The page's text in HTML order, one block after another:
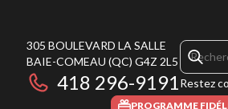
305 BOULEVARD LA SALLE
BAIE-COMEAU (QC) G4Z 2L5
418 296-9191Restez
PROGRAMME